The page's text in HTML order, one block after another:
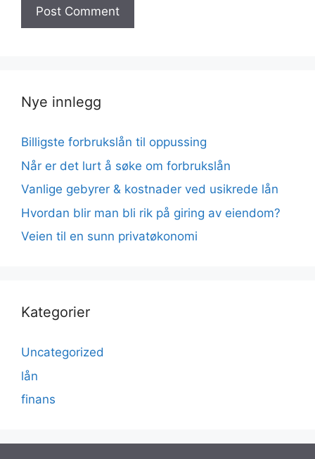
Nye innlegg
Billigste forbrukslån til oppussing
Når er det lurt å søke om forbrukslån
Vanlige gebyrer & kostnader ved usikrede lån
Hvordan blir man bli rik på giring av eiendom?
Veien til en sunn privatøkonomi
Kategorier
Uncategorized
lån
finans